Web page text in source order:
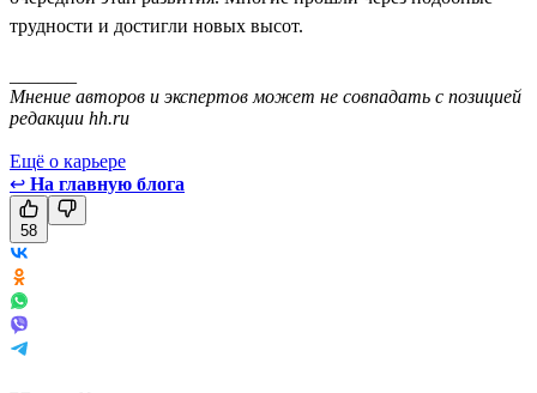
трудности и достигли новых высот.
Мнение авторов и экспертов может не совпадать с позицией
редакции hh.ru
Ещё о карьере
↩ На главную блога
58